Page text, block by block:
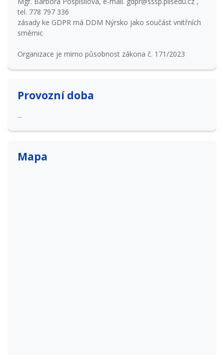
tel. 778 797 336
zásady ke GDPR má DDM Nýrsko jako součást vnitřních
směrnic
Organizace je mimo působnost zákona č. 171/2023
Provozní doba
...
Mapa